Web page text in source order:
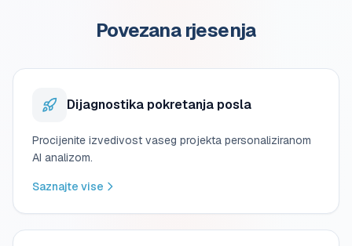
Povezana rjesenja
Dijagnostika pokretanja posla
Procijenite izvedivost vaseg projekta personaliziranom
AI analizom.
Saznajte vise